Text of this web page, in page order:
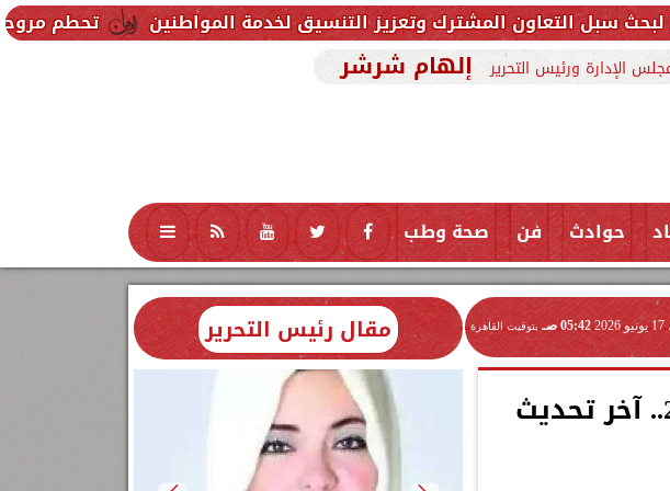
تحطم مروحية أثناء مكافحة وتعزيز التنسيق لخدمة المواطنين
الإدارة ورئيس التحرير إلهام شرشر
حوادث فن صحة وطب تكنولوجيا منوعات محافظات
05:42 صـ بتوقيت القاهرة
أسعار العملات الأجنبية اليوم الأربعاء 17 يونيو 2026.. آخر تحديث
مقال رئيس التحرير